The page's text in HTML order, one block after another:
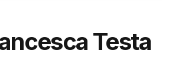
Testa